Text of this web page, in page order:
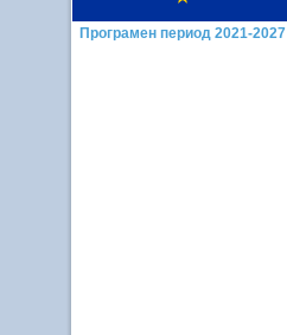
Програмен период 2021-2027